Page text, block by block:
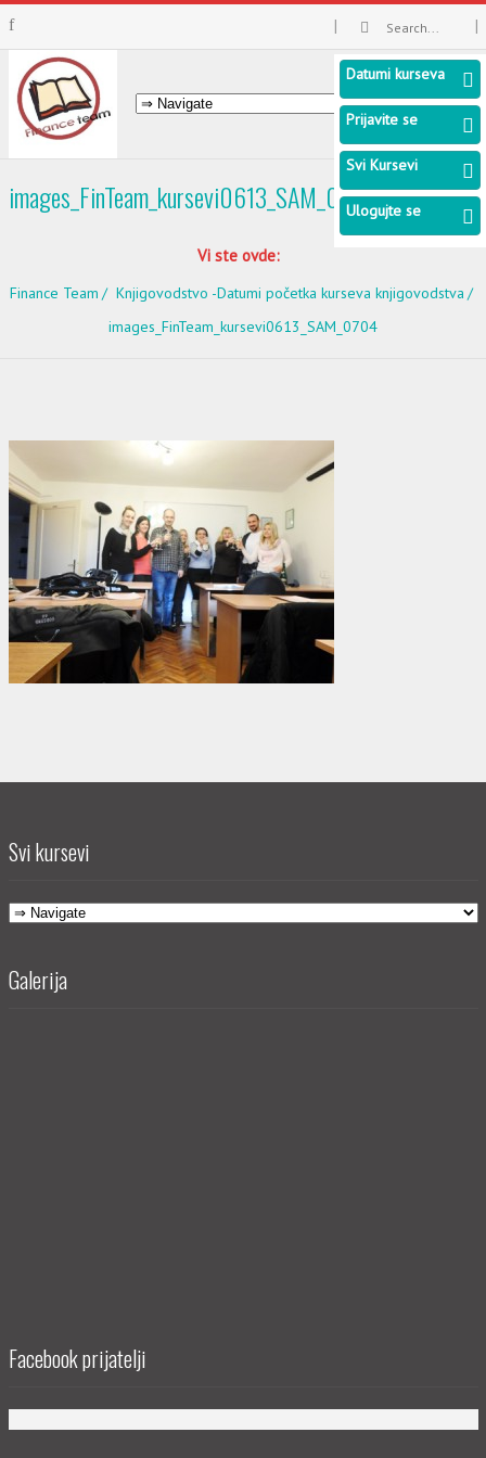
images_FinTeam_kursevi0613_SAM_0704
Vi ste ovde:
Finance Team
Knjigovodstvo -Datumi početka kurseva knjigovodstva
images_FinTeam_kursevi0613_SAM_0704
Svi kursevi
Galerija
Facebook prijatelji
Datumi kurseva
Prijavite se
Svi Kursevi
Ulogujte se